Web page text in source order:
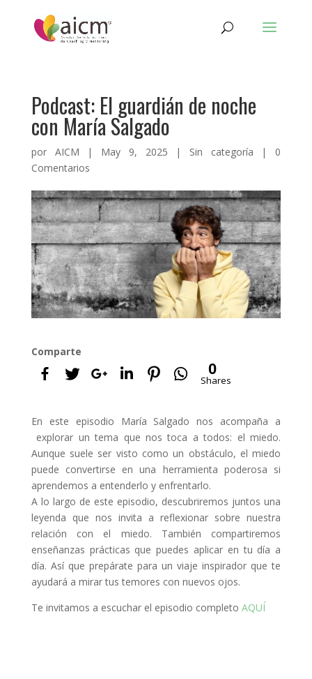
Podcast: El guardián de noche
con María Salgado
por AICM | May 9, 2025 | Sin categoría | 0
Comentarios
Comparte
0
Shares
En este episodio María Salgado nos acompaña a
explorar un tema que nos toca a todos: el miedo.
Aunque suele ser visto como un obstáculo, el miedo
puede convertirse en una herramienta poderosa si
aprendemos a entenderlo y enfrentarlo.
A lo largo de este episodio, descubriremos juntos una
leyenda que nos invita a reflexionar sobre nuestra
relación con el miedo. También compartiremos
enseñanzas prácticas que puedes aplicar en tu día a
día. Así que prepárate para un viaje inspirador que te
ayudará a mirar tus temores con nuevos ojos.
Te invitamos a escuchar el episodio completo AQUÍ